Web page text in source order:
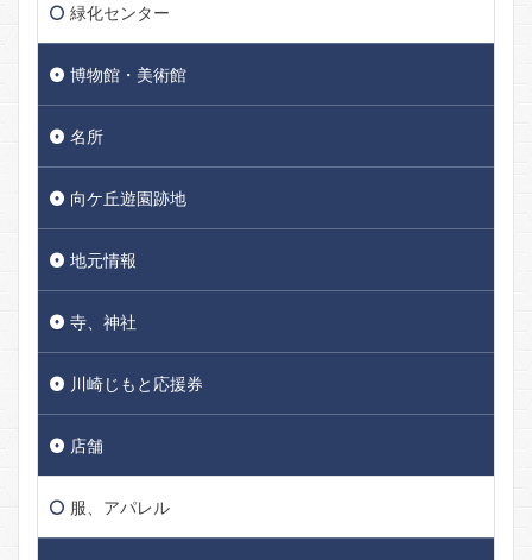
緑化センター
博物館・美術館
名所
向ケ丘遊園跡地
地元情報
寺、神社
川崎じもと応援券
店舗
服、アパレル